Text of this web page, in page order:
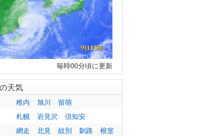
毎時00分頃に更新
天気
稚内 旭川
留萌
札幌
岩見沢
倶知安
網走
北見 紋別 釧路
根室